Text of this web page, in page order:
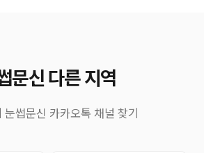
문신 다른 지역
눈썹문신 카카오톡 채널 찾기